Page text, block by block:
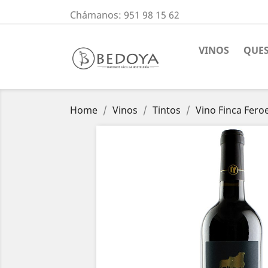
Chámanos: 951 98 15 62
VINOS
Home Vinos Tintos Vino Finca